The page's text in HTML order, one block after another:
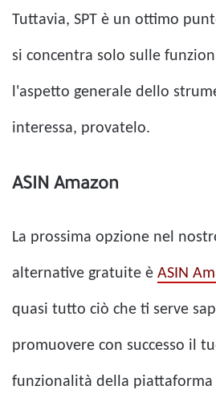
Tuttavia, SPT è un ottimo
si concentra solo sulle
l'aspetto generale dello
interessa, provatelo.
ASIN Amazon
La prossima opzione nel
alternative gratuite è ASIN
quasi tutto ciò che ti serve
promuovere con successo il
funzionalità della piattaforma